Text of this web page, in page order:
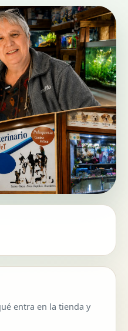
entra en la tienda y